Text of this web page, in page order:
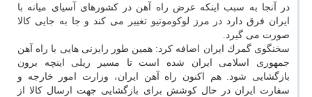
در آنجا به سبب اینكه عرض راه آهن در كشورهای آسیای میانه با
ایران فرق دارد در مرز لوكوموتیو تغییر می كند و جا به جایی كالا
صورت می گیرد.
سخنگوی گمرك ایران اضافه كرد: همین طور رایزنی هایی با راه آهن
جمهوری اسلامی ایران شده است تا مسیر ریلی اینچه برون
بازگشایی شود. هم اكنون راه آهن ایران، وزارت امور خارجه و
سفارت ایران در حال كوشش برای بازگشایی جهت ارسال كالا از